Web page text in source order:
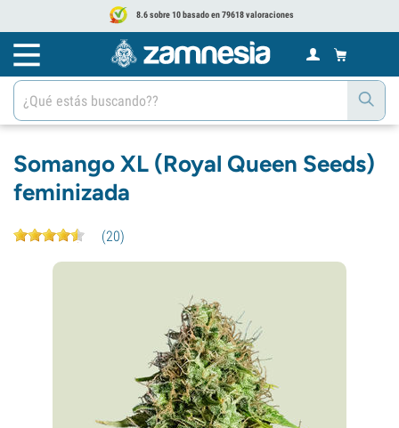
8.6 sobre 10 basado en 79618 valoraciones
Somango XL (Royal Queen Seeds)
feminizada
(20)